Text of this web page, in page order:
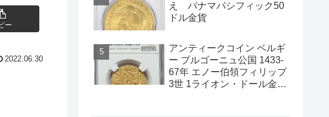
ー
2022.06.30
え パナマパシフィック50
ドル金貨
アンティークコイン ベルギ
ー ブルゴーニュ公国 1433-
67年 エノー伯領フィリップ
3世 1ライオン・ドール金貨